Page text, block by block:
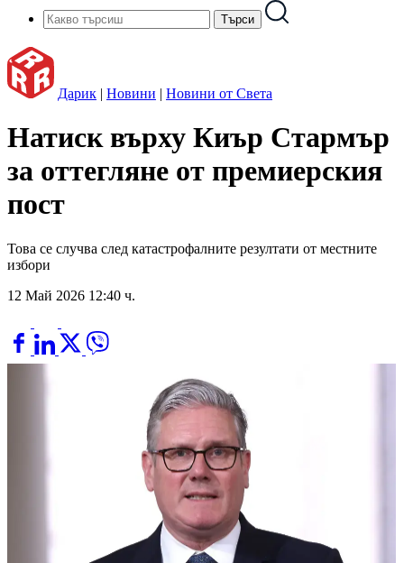
Дарик | Новини | Новини от Света
Натиск върху Киър Стармър
за оттегляне от премиерския
пост
Това се случва след катастрофалните резултати от местните
избори
12 Май 2026 12:40 ч.